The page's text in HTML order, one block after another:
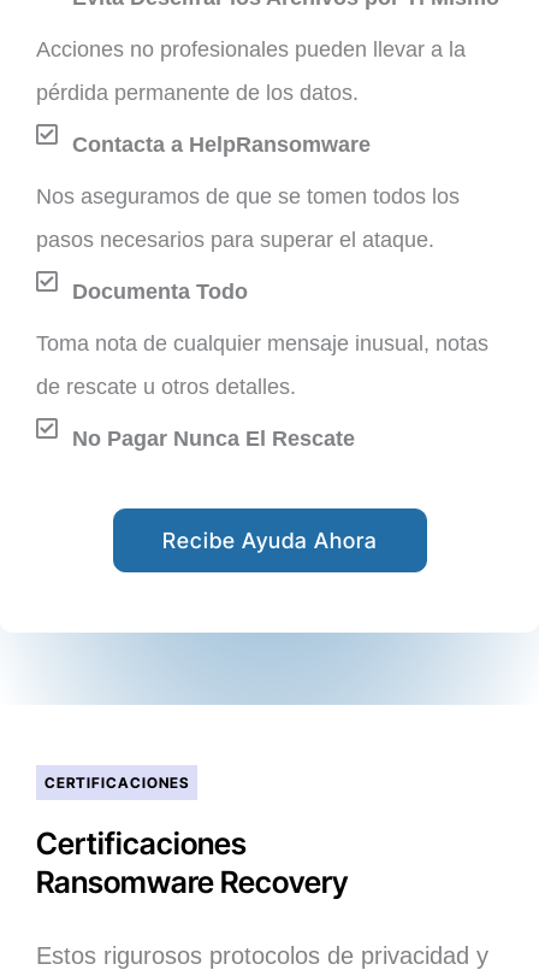
Acciones no profesionales pueden llevar a la
pérdida permanente de los datos.
Contacta a HelpRansomware
Nos aseguramos de que se tomen todos los
pasos necesarios para superar el ataque.
Documenta Todo
Toma nota de cualquier mensaje inusual, notas
de rescate u otros detalles.
No Pagar Nunca El Rescate
Recibe Ayuda Ahora
CERTIFICACIONES
Certificaciones
Ransomware Recovery
Estos rigurosos protocolos de privacidad y